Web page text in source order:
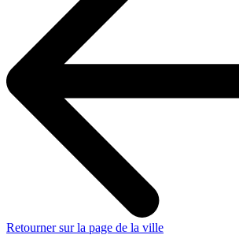
Retourner sur la page de la ville